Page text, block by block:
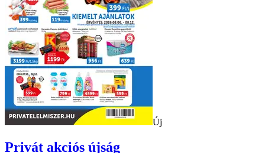
Új
Privát akciós újság